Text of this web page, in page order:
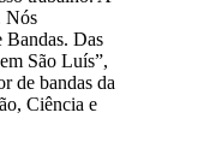
Nós
Bandas. Das
São Luís”,
de bandas da
Ciência e